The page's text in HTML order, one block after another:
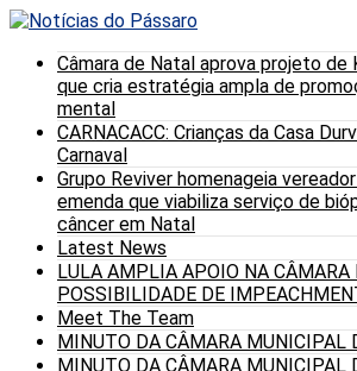
Câmara de Natal aprova projeto de
que cria estratégia ampla de
mental
CARNACACC: Crianças da Casa
Carnaval
Grupo Reviver homenageia
emenda que viabiliza serviço de
câncer em Natal
Latest News
LULA AMPLIA APOIO NA CÂMARA
POSSIBILIDADE DE
Meet The Team
MINUTO DA CÂMARA MUNICIPAL
MINUTO DA CÂMARA MUNICIPAL